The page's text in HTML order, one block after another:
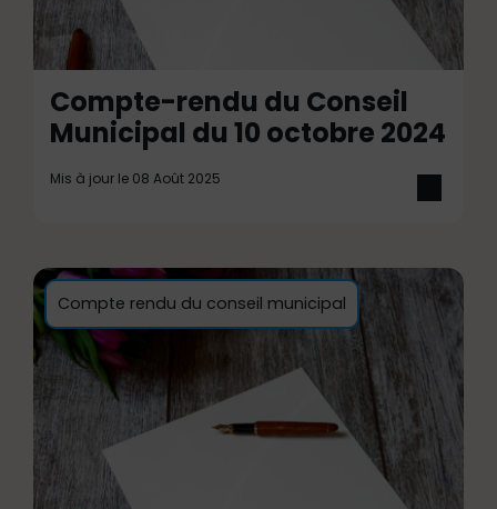
Compte-rendu du Conseil
Municipal du 10 octobre 2024
Mis à jour le 08 Août 2025
Compte rendu du conseil municipal